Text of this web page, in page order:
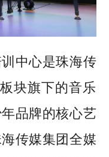
中心是珠海传
块旗下的音乐
品牌的核心艺
传媒集团全媒